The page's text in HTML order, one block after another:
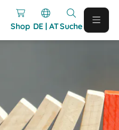
Shop DE | ATSuche